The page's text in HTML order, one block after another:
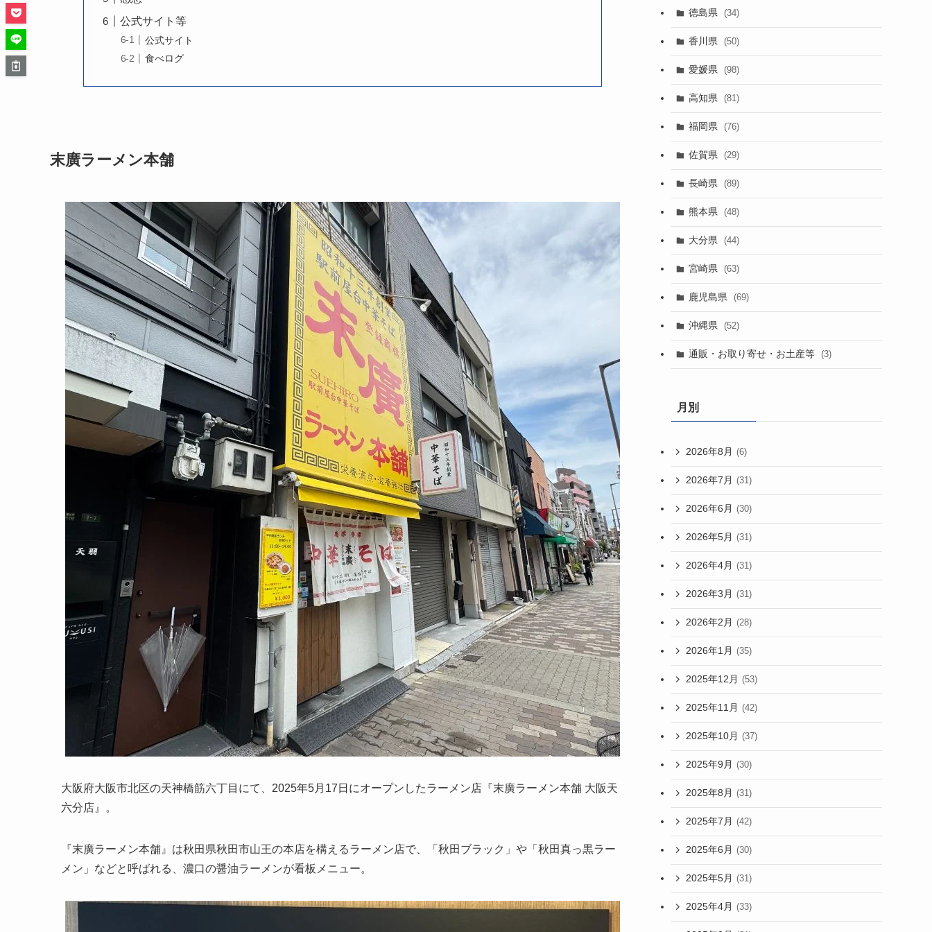
公式サイト等
公式サイト
食べログ
末廣ラーメン本舗
大阪府大阪市北区の天神橋筋六丁目にて、2025年5月17日にオープンしたラーメン店『末廣ラーメン本舗 大阪天
六分店』。
『末廣ラーメン本舗』は秋田県秋田市山王の本店を構えるラーメン店で、「秋田ブラック」や「秋田真っ黒ラー
メン」などと呼ばれる、濃口の醤油ラーメンが看板メニュー。
徳島県 (34)
香川県 (50)
愛媛県 (98)
高知県 (81)
福岡県 (76)
佐賀県 (29)
長崎県 (89)
熊本県 (48)
大分県 (44)
宮崎県 (63)
鹿児島県 (69)
沖縄県 (52)
通販・お取り寄せ・お土産等 (3)
月別
2026年8月 (6)
2026年7月 (31)
2026年6月 (30)
2026年5月 (31)
2026年4月 (31)
2026年3月 (31)
2026年2月 (28)
2026年1月 (35)
2025年12月 (53)
2025年11月 (42)
2025年10月 (37)
2025年9月 (30)
2025年8月 (31)
2025年7月 (42)
2025年6月 (30)
2025年5月 (31)
2025年4月 (33)